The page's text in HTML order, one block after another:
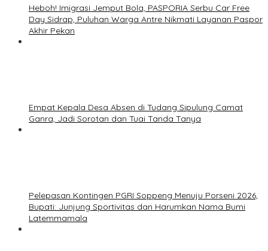
Heboh! Imigrasi Jemput Bola, PASPORIA Serbu Car Free
Day Sidrap, Puluhan Warga Antre Nikmati Layanan Paspor
Akhir Pekan
Empat Kepala Desa Absen di Tudang Sipulung Camat
Ganra, Jadi Sorotan dan Tuai Tanda Tanya
Pelepasan Kontingen PGRI Soppeng Menuju Porseni 2026,
Bupati: Junjung Sportivitas dan Harumkan Nama Bumi
Latemmamala